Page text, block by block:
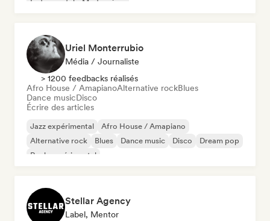
Instrumental Modern jazz
Uriel Monterrubio
Média / Journaliste
> 1200 feedbacks réalisés
Afro House / AmapianoAlternative rockBlues
Dance musicDisco
Écrire des articles
Jazz expérimental
Afro House / Amapiano
Alternative rock
Blues Dance music Disco
Dream pop
Rock expérimental
Stellar Agency
Label, Mentor